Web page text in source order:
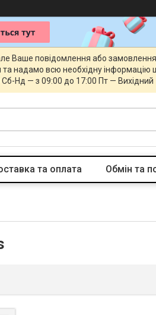
Ваше повідомлення або
надамо всю необхідну
Нд — з 09:00 до 17:00 Пт — Вихідний
та оплата Обмін та